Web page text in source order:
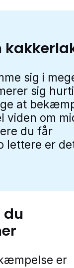
sig i
sig
at
viden om
du får
lettere er
du
er